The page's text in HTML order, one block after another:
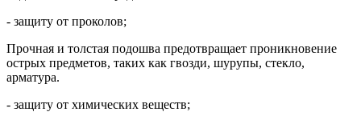
- защиту от проколов;
Прочная и толстая подошва предотвращает проникновение
острых предметов, таких как гвозди, шурупы, стекло,
арматура.
- защиту от химических веществ;